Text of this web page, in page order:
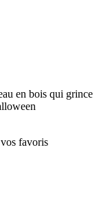
en bois qui grince